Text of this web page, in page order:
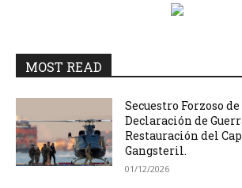
MOST READ
Secuestro Forzoso
Declaración de
Restauración del
Gangsteril.
01/12/2026